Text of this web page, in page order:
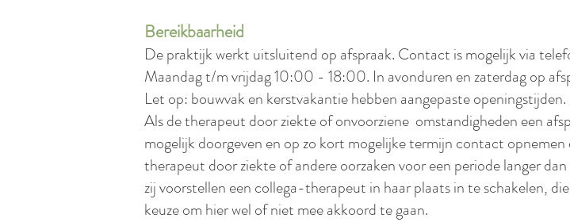
Bereikbaarheid
De praktijk werkt uitsluitend op afspraak. Contact is mogelijk via
Maandag t/m vrijdag 10:00 - 18:00. In avonduren en zaterdag op
Let op: bouwvak en kerstvakantie hebben aangepaste openingstijden.
Als de therapeut door ziekte of onvoorziene omstandigheden een
mogelijk doorgeven en op zo kort mogelijke termijn contact
therapeut door ziekte of andere oorzaken voor een periode langer
zij voorstellen een collega-therapeut in haar plaats in te schakelen,
keuze om hier wel of niet mee akkoord te gaan.